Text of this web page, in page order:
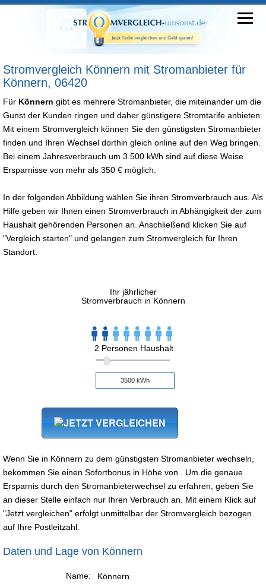
Stromvergleich Könnern mit Stromanbieter für
Könnern, 06420
Für Könnern gibt es mehrere Stromanbieter, die miteinander um die
Gunst der Kunden ringen und daher günstigere Stromtarife anbieten.
Mit einem Stromvergleich können Sie den günstigsten Stromanbieter
finden und Ihren Wechsel dorthin gleich online auf den Weg bringen.
Bei einem Jahresverbrauch um 3.500 kWh sind auf diese Weise
Ersparnisse von mehr als 350 € möglich.
In der folgenden Abbildung wählen Sie ihren Stromverbrauch aus. Als
Hilfe geben wir Ihnen einen Stromverbrauch in Abhängigkeit der zum
Haushalt gehörenden Personen an. Anschließend klicken Sie auf
"Vergleich starten" und gelangen zum Stromvergleich für Ihren
Standort.
Ihr jährlicher
Stromverbrauch in Könnern
2 Personen Haushalt
Wenn Sie in Könnern zu dem günstigsten Stromanbieter wechseln,
bekommen Sie einen Sofortbonus in Höhe von . Um die genaue
Ersparnis durch den Stromanbieterwechsel zu erfahren, geben Sie
an dieser Stelle einfach nur Ihren Verbrauch an. Mit einem Klick auf
"Jetzt vergleichen" erfolgt unmittelbar der Stromvergleich bezogen
auf Ihre Postleitzahl.
Daten und Lage von Könnern
Name:
Könnern